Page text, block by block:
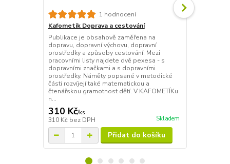
1 hodnocení
Kafometík Doprava a cestování
Publikace je obsahově zaměřena na
dopravu, dopravní výchovu, dopravní
prostředky a způsoby cestování. Mezi
pracovními listy najdete dvě pexesa - s
dopravními značkami a s dopravními
prostředky. Náměty popsané v metodické
části rozvíjejí také matematickou a
čtenářskou gramotnost dětí. V KAFOMETÍKu
n...
310 Kč/ks
310 Kč bez DPH Skladem
Přidat do košíku
Kafometík